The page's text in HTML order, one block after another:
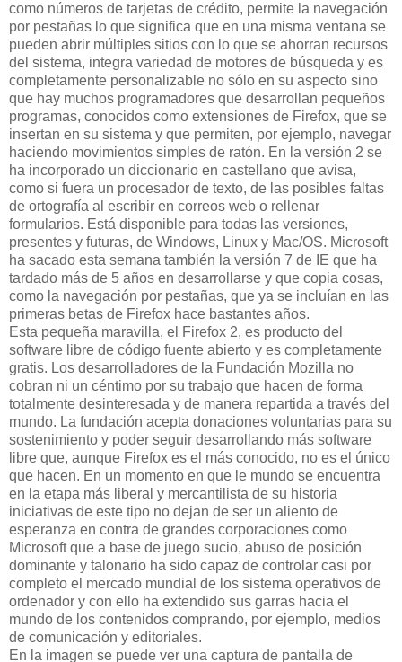
como números de tarjetas de crédito, permite la navegación
por pestañas lo que significa que en una misma ventana se
pueden abrir múltiples sitios con lo que se ahorran recursos
del sistema, integra variedad de motores de búsqueda y es
completamente personalizable no sólo en su aspecto sino
que hay muchos programadores que desarrollan pequeños
programas, conocidos como extensiones de Firefox, que se
insertan en su sistema y que permiten, por ejemplo, navegar
haciendo movimientos simples de ratón. En la versión 2 se
ha incorporado un diccionario en castellano que avisa,
como si fuera un procesador de texto, de las posibles faltas
de ortografía al escribir en correos web o rellenar
formularios. Está disponible para todas las versiones,
presentes y futuras, de Windows, Linux y Mac/OS. Microsoft
ha sacado esta semana también la versión 7 de IE que ha
tardado más de 5 años en desarrollarse y que copia cosas,
como la navegación por pestañas, que ya se incluían en las
primeras betas de Firefox hace bastantes años.
Esta pequeña maravilla, el Firefox 2, es producto del
software libre de código fuente abierto y es completamente
gratis. Los desarrolladores de la Fundación Mozilla no
cobran ni un céntimo por su trabajo que hacen de forma
totalmente desinteresada y de manera repartida a través del
mundo. La fundación acepta donaciones voluntarias para su
sostenimiento y poder seguir desarrollando más software
libre que, aunque Firefox es el más conocido, no es el único
que hacen. En un momento en que le mundo se encuentra
en la etapa más liberal y mercantilista de su historia
iniciativas de este tipo no dejan de ser un aliento de
esperanza en contra de grandes corporaciones como
Microsoft que a base de juego sucio, abuso de posición
dominante y talonario ha sido capaz de controlar casi por
completo el mercado mundial de los sistema operativos de
ordenador y con ello ha extendido sus garras hacia el
mundo de los contenidos comprando, por ejemplo, medios
de comunicación y editoriales.
En la imagen se puede ver una captura de pantalla de